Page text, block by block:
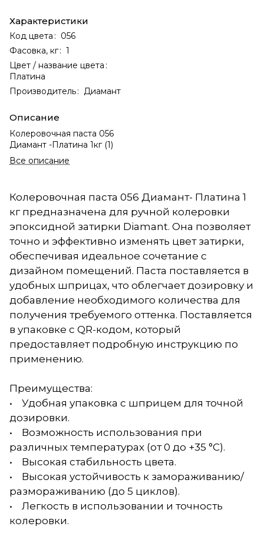
Характеристики
Код цвета : 056
Фасовка, кг: 1
Цвет / название цвета :
Платина
Производитель: Диамант
Описание
Колеровочная паста 056
Диамант -Платина 1кг (1)
Все описание
Колеровочная паста 056 Диамант- Платина 1
кг предназначена для ручной колеровки
эпоксидной затирки Diamant. Она позволяет
точно и эффективно изменять цвет затирки,
обеспечивая идеальное сочетание с
дизайном помещений. Паста поставляется в
удобных шприцах, что облегчает дозировку и
добавление необходимого количества для
получения требуемого оттенка. Поставляется
в упаковке с QR-кодом, который
предоставляет подробную инструкцию по
применению.
Преимущества:
• Удобная упаковка с шприцем для точной
дозировки.
• Возможность использования при
различных температурах (от 0 до +35 °С).
• Высокая стабильность цвета.
• Высокая устойчивость к замораживанию/
размораживанию (до 5 циклов).
• Легкость в использовании и точность
колеровки.